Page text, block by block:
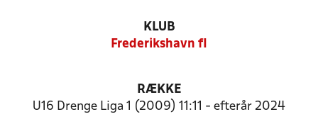
KLUB
Frederikshavn fI
RÆKKE
U16 Drenge Liga 1 (2009) 11:11 - efterår 2024